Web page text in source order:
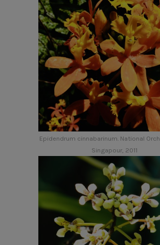
Epidendrum cinnabarinum. National
Singapour, 2011